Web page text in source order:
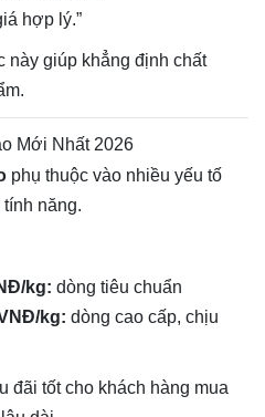
hợp lý.”
này giúp khẳng định chất
Mới Nhất 2026
phụ thuộc vào nhiều yếu tố
năng.
kg: dòng tiêu chuẩn
kg: dòng cao cấp, chịu
đãi tốt cho khách hàng mua